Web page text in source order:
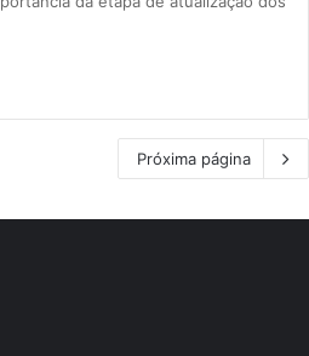
Próxima página